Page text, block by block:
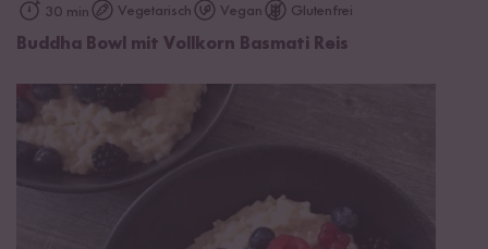
30 min Vegetarisch Vegan Glutenfrei
Buddha Bowl mit Vollkorn Basmati Reis